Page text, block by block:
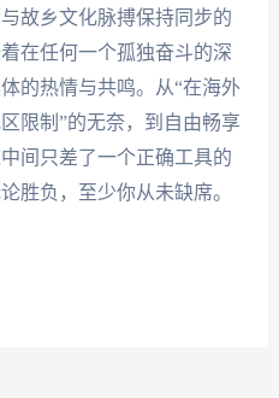
故乡文化脉搏保持同步的
在任何一个孤独奋斗的深
的热情与共鸣。从“在海外
限制”的无奈，到自由畅享
间只差了一个正确工具的
胜负，至少你从未缺席。